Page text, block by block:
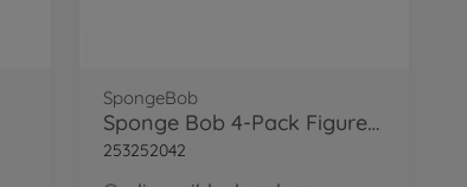
SpongeBob
Sponge Bob 4-Pack Figures 2,5"
253252042